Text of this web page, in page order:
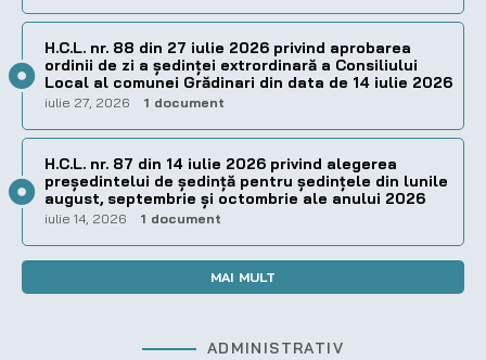
H.C.L. nr. 88 din 27 iulie 2026 privind aprobarea
ordinii de zi a şedinţei extrordinară a Consiliului
Local al comunei Grădinari din data de 14 iulie 2026
iulie 27, 2026 1 document
H.C.L. nr. 87 din 14 iulie 2026 privind alegerea
preşedintelui de şedinţă pentru ședințele din lunile
august, septembrie și octombrie ale anului 2026
iulie 14, 2026 1 document
MAI MULT
ADMINISTRATIV